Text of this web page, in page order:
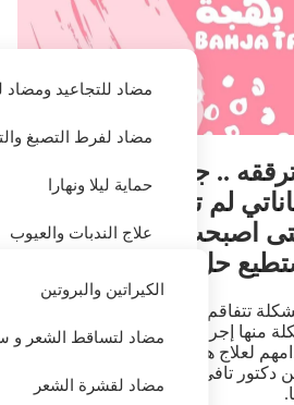
مضاد للتجاعيد
مضاد لفرط التصبغ
حماية ليلا ونهارا
علاج الندبات والعيوب
مرطب ومعالجة
الحماية من الشمس
علاج حب الشباب
العناية بالشعر
الكيراتين والبروتين
مضاد لتساقط الشعر و
مضاد لقشرة الشعر
العناية بالجسم
.. جربت كثيرا من
لم تنته تساقط
اصبحت أخجل منه ..
حل مشكلتي؟
تتفاقم مع تقدم السن. هناك
منها إجرائها.
لعلاج هذه المشكلة و هما الخلايا
دكتور تافي وقارورات